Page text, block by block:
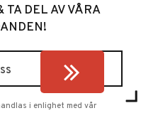
TA DEL AV VÅRA
i enlighet med vår